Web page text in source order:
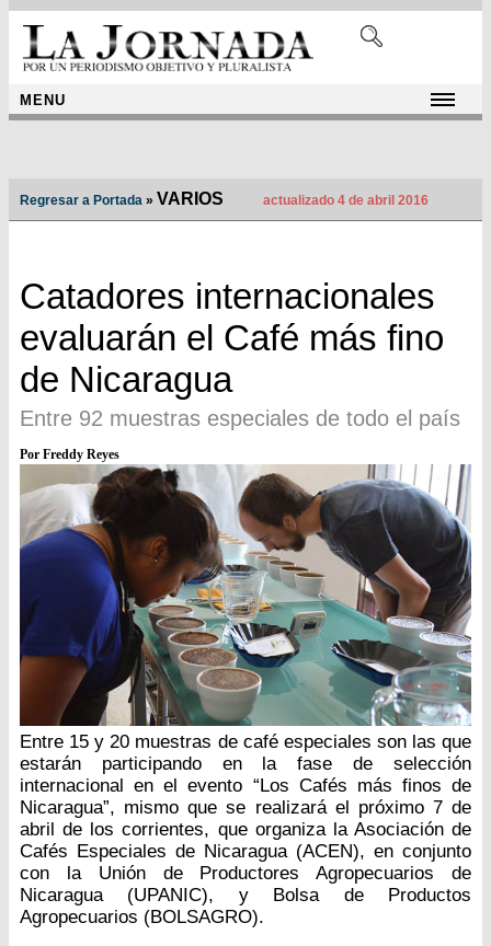
MENU
Regresar a Portada » VARIOS actualizado 4 de abril 2016
Catadores internacionales
evaluarán el Café más fino
de Nicaragua
Entre 92 muestras especiales de todo el país
Por Freddy Reyes
Entre 15 y 20 muestras de café especiales son las que
estarán participando en la fase de selección
internacional en el evento “Los Cafés más finos de
Nicaragua”, mismo que se realizará el próximo 7 de
abril de los corrientes, que organiza la Asociación de
Cafés Especiales de Nicaragua (ACEN), en conjunto
con la Unión de Productores Agropecuarios de
Nicaragua (UPANIC), y Bolsa de Productos
Agropecuarios (BOLSAGRO).